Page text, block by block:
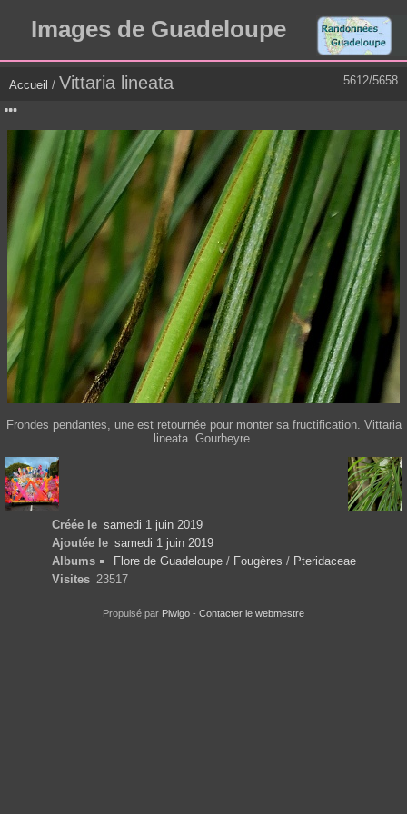
Images de Guadeloupe
5612/5658
Accueil / Vittaria lineata
Frondes pendantes, une est retournée pour monter sa fructification. Vittaria
lineata. Gourbeyre.
Créée le samedi 1 juin 2019
Ajoutée le samedi 1 juin 2019
Albums
Flore de Guadeloupe/ Fougères / Pteridaceae
Visites 23517
Propulsé par Piwigo - Contacter le webmestre